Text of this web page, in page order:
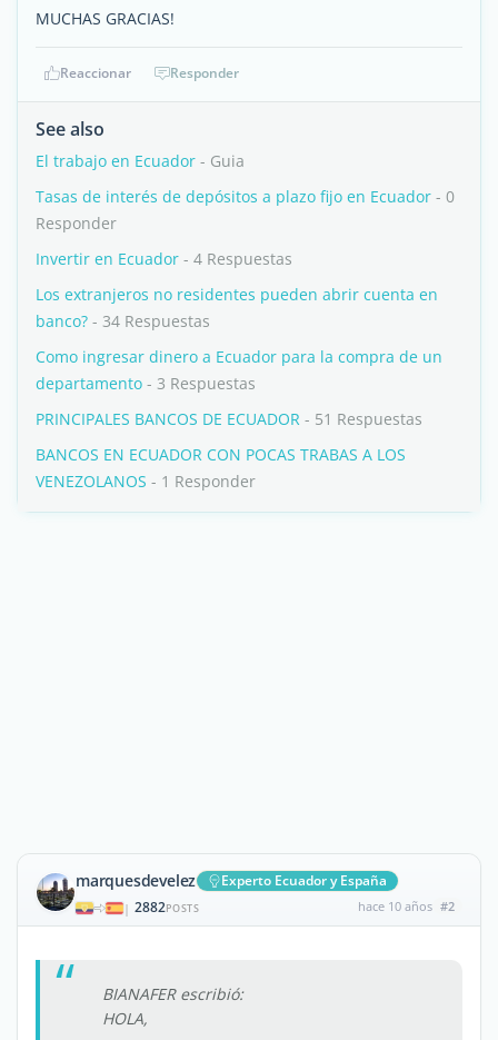
MUCHAS GRACIAS!
Reaccionar Responder
See also
El trabajo en Ecuador - Guia
Tasas de interés de depósitos a plazo fijo en Ecuador - 0
Responder
Invertir en Ecuador - 4 Respuestas
Los extranjeros no residentes pueden abrir cuenta en
banco? - 34 Respuestas
Como ingresar dinero a Ecuador para la compra de un
departamento - 3 Respuestas
PRINCIPALES BANCOS DE ECUADOR - 51 Respuestas
BANCOS EN ECUADOR CON POCAS TRABAS A LOS
VENEZOLANOS - 1 Responder
marquesdevelez Experto Ecuador y España
| 2882POSTS hace 10 años #2
BIANAFER escribió:
HOLA,